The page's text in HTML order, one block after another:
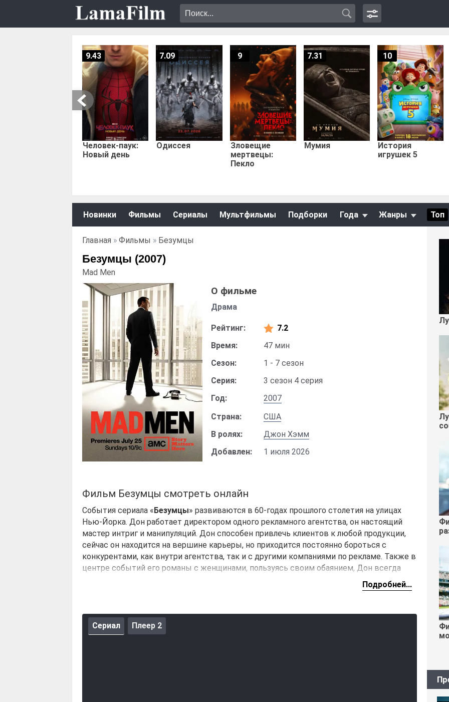
Человек-паук:
Новый день
9.43
Одиссея
7.09
Зловещие
мертвецы:
Пекло
9
Мумия
7.31
История
игрушек 5
10
Новинки Фильмы Сериалы Мультфильмы Подборки Года Жанры Топ
Главная » Фильмы » Безумцы
Безумцы (2007)
Mad Men
О фильме
Драма
Рейтинг:
7.2
Время:
47 мин
Сезон:
1 - 7 сезон
Серия:
3 сезон 4 серия
Год:
2007
Страна:
США
В ролях:
Джон Хэмм
Добавлен:
1 июля 2026
Фильм Безумцы смотреть онлайн
События сериала «Безумцы» развиваются в 60-годах прошлого столетия на улицах
Нью-Йорка. Дон работает директором одного рекламного агентства, он настоящий
мастер интриг и манипуляций. Дон способен привлечь клиентов к любой продукции,
сейчас он находится на вершине карьеры, но приходится постоянно бороться с
конкурентами, как внутри агентства, так и с другими компаниями по рекламе. Также в
центре событий его романы с женщинами, пользуясь своим обаянием, Дон всегда
заключает выгодные контракты и привлекает нужных людей к своему агентству.
Подробней...
Сериал Плеер 2